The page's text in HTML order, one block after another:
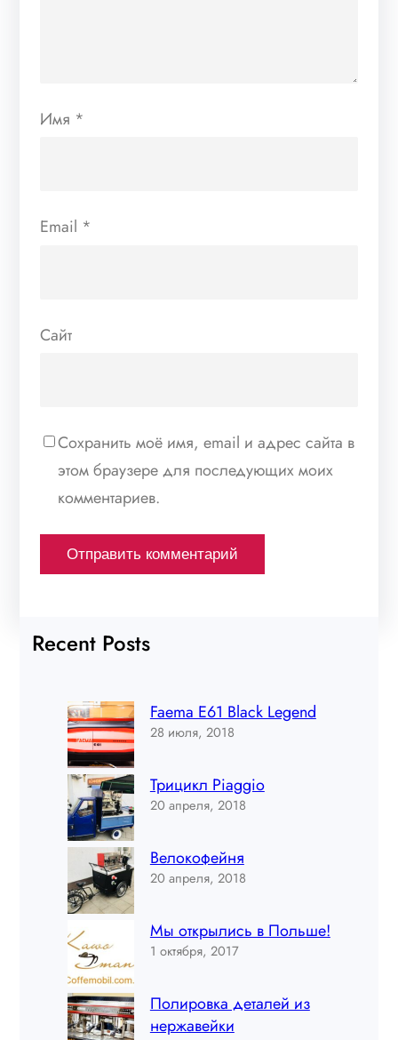
Имя *
Email *
Сайт
Сохранить моё имя, email и адрес сайта в
этом браузере для последующих моих
комментариев.
Recent Posts
Faema E61 Black Legend
28 июля, 2018
Трицикл Piaggio
20 апреля, 2018
Велокофейня
20 апреля, 2018
Мы открылись в Польше!
1 октября, 2017
Полировка деталей из
нержавейки